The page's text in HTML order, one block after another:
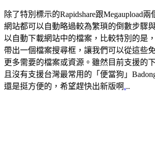
除了特別標示的Rapidshare跟Megaupload
網站都可以自動略過較為繁瑣的倒數步驟
以自動下載網站中的檔案，比較特別的是
帶出一個檔案搜尋框，讓我們可以從這些
更多需要的檔案或資源。雖然目前支援的
且沒有支援台灣最常用的「便當狗」
還是挺方便的，希望趕快出新版啊 ...